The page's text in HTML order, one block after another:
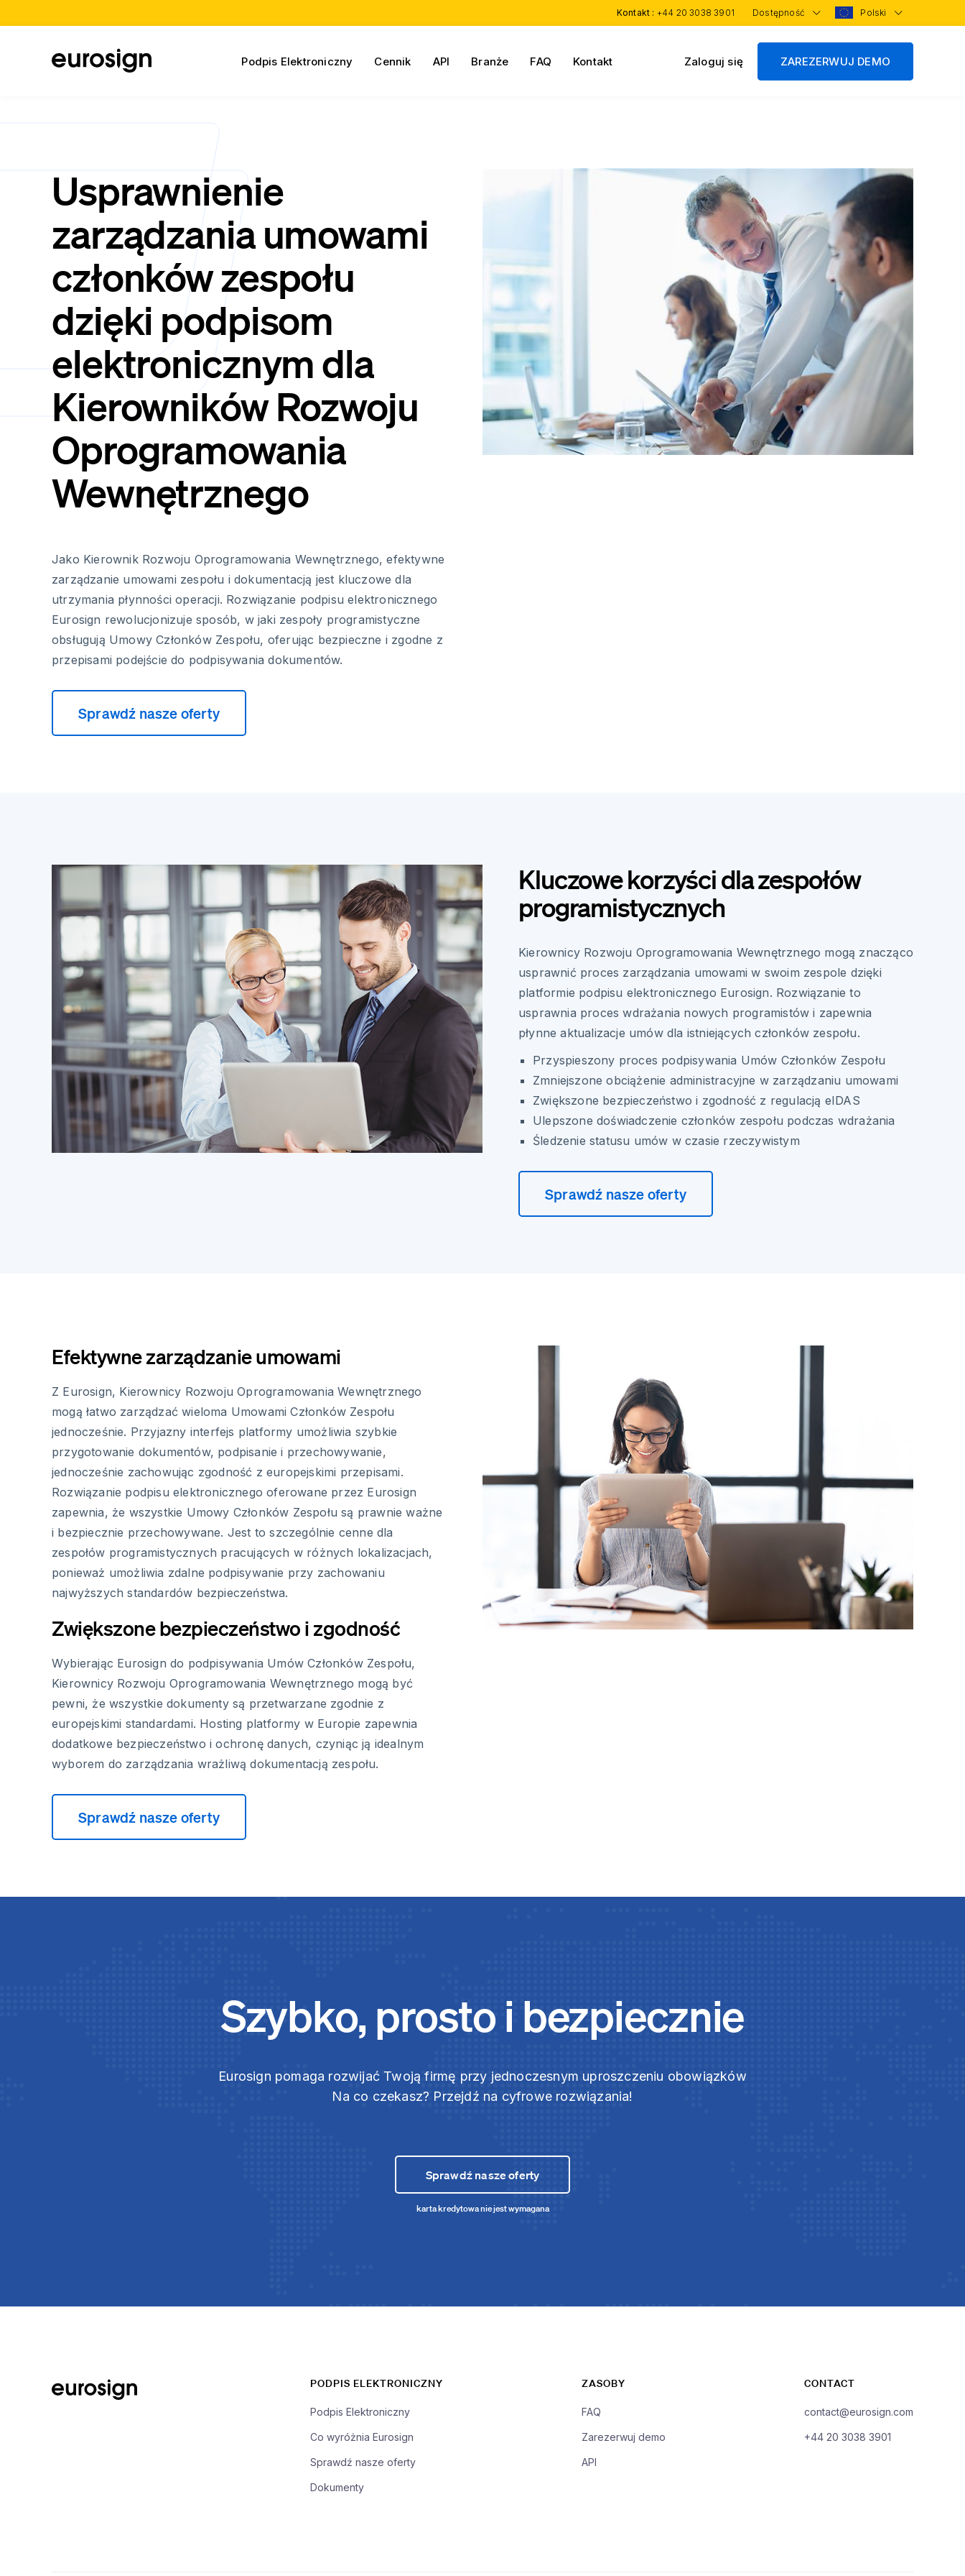
Kontakt : +44 20 3038 3901 Dostępność Polski
Podpis Elektroniczny Cennik API Branże FAQ Kontakt Zaloguj się ZAREZERWUJ DEMO
Usprawnienie
zarządzania umowami
członków zespołu
dzięki podpisom
elektronicznym dla
Kierowników Rozwoju
Oprogramowania
Wewnętrznego
Jako Kierownik Rozwoju Oprogramowania Wewnętrznego, efektywne
zarządzanie umowami zespołu i dokumentacją jest kluczowe dla
utrzymania płynności operacji. Rozwiązanie podpisu elektronicznego
Eurosign rewolucjonizuje sposób, w jaki zespoły programistyczne
obsługują Umowy Członków Zespołu, oferując bezpieczne i zgodne z
przepisami podejście do podpisywania dokumentów.
Sprawdź nasze oferty
Kluczowe korzyści dla zespołów
programistycznych
Kierownicy Rozwoju Oprogramowania Wewnętrznego mogą znacząco
usprawnić proces zarządzania umowami w swoim zespole dzięki
platformie podpisu elektronicznego Eurosign. Rozwiązanie to
usprawnia proces wdrażania nowych programistów i zapewnia
płynne aktualizacje umów dla istniejących członków zespołu.
Przyspieszony proces podpisywania Umów Członków Zespołu
Zmniejszone obciążenie administracyjne w zarządzaniu umowami
Zwiększone bezpieczeństwo i zgodność z regulacją eIDAS
Ulepszone doświadczenie członków zespołu podczas wdrażania
Śledzenie statusu umów w czasie rzeczywistym
Sprawdź nasze oferty
Efektywne zarządzanie umowami
Z Eurosign, Kierownicy Rozwoju Oprogramowania Wewnętrznego
mogą łatwo zarządzać wieloma Umowami Członków Zespołu
jednocześnie. Przyjazny interfejs platformy umożliwia szybkie
przygotowanie dokumentów, podpisanie i przechowywanie,
jednocześnie zachowując zgodność z europejskimi przepisami.
Rozwiązanie podpisu elektronicznego oferowane przez Eurosign
zapewnia, że wszystkie Umowy Członków Zespołu są prawnie ważne
i bezpiecznie przechowywane. Jest to szczególnie cenne dla
zespołów programistycznych pracujących w różnych lokalizacjach,
ponieważ umożliwia zdalne podpisywanie przy zachowaniu
najwyższych standardów bezpieczeństwa.
Zwiększone bezpieczeństwo i zgodność
Wybierając Eurosign do podpisywania Umów Członków Zespołu,
Kierownicy Rozwoju Oprogramowania Wewnętrznego mogą być
pewni, że wszystkie dokumenty są przetwarzane zgodnie z
europejskimi standardami. Hosting platformy w Europie zapewnia
dodatkowe bezpieczeństwo i ochronę danych, czyniąc ją idealnym
wyborem do zarządzania wrażliwą dokumentacją zespołu.
Sprawdź nasze oferty
Szybko, prosto i bezpiecznie
Eurosign pomaga rozwijać Twoją firmę przy jednoczesnym uproszczeniu obowiązków
Na co czekasz? Przejdź na cyfrowe rozwiązania!
Sprawdź nasze oferty
karta kredytowa nie jest wymagana
PODPIS ELEKTRONICZNY
Podpis Elektroniczny
Co wyróżnia Eurosign
Sprawdź nasze oferty
Dokumenty
ZASOBY
FAQ
Zarezerwuj demo
API
CONTACT
contact@eurosign.com
+44 20 3038 3901